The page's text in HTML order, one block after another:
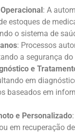
: A
estoques de
o sistema de
: Processos
a segurança
e
em
baseados em
e Personalizado
em recuperação